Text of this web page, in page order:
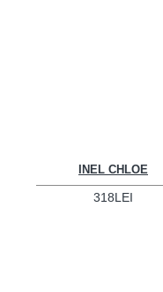
INEL CHLOE
318LEI